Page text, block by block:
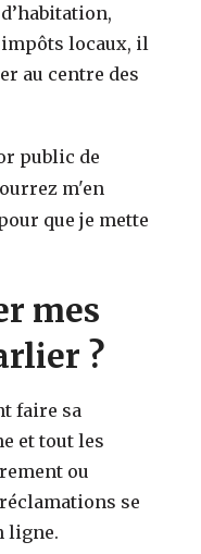
locaux, il
au centre des
public de
m'en
que je mette
mes
?
faire sa
et tout les
ou
se
ligne.